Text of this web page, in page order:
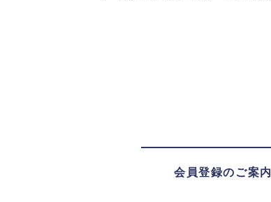
会員登録のご案内